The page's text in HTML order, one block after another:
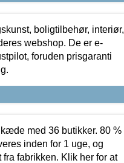
boligtilbehør, interiør,
webshop. De er e-
foruden prisgaranti
med 36 butikker. 80 %
inden for 1 uge, og
fabrikken. Klik her for at